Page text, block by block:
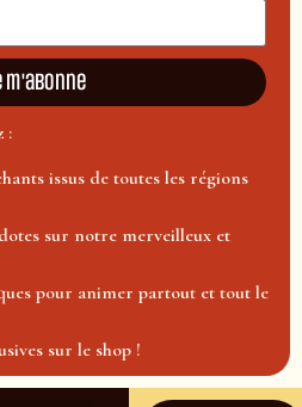
m'abonne
:
issus de toutes les régions
sur notre merveilleux et
pour animer partout et tout le
sur le shop !